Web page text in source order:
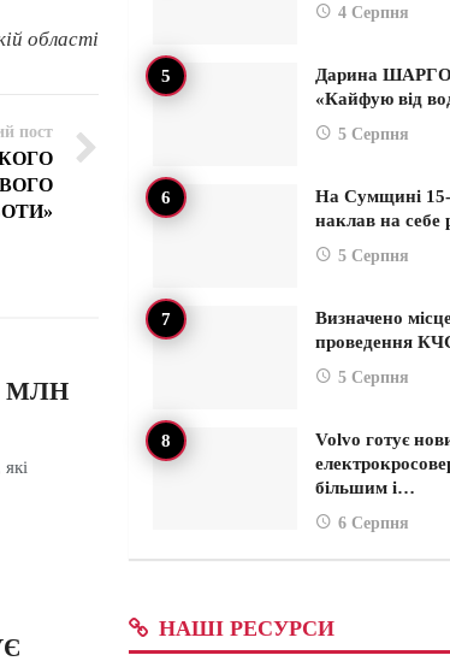
області
пост
МЛН
4 Серпня
Дарина
«Кайфую від
5 Серпня
На Сумщині 15-
наклав на
5 Серпня
Визначено
проведення
5 Серпня
Volvo готує
більшим і…
6 Серпня
НАШІ РЕСУРСИ